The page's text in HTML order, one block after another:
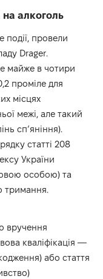
алкоголь
події, провели
Drager.
майже в чотири
проміле для
місцях
межі, але такий
сп’яніння).
статті 208
України
особою) та
тримання.
вручення
кваліфікація —
або стаття